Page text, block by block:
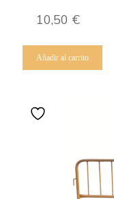
10,50 €
Añadir al carrito